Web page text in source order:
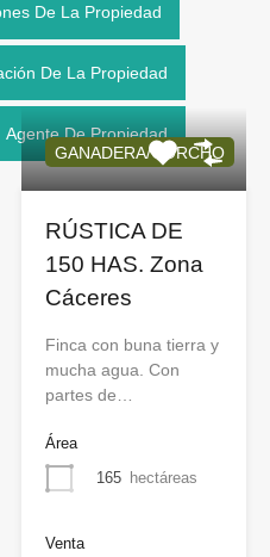
De La Propiedad
De La Propiedad
Agente De Propiedad
GANADERA/CORCHO
RÚSTICA DE
150 HAS. Zona
Cáceres
Finca con buna tierra y
mucha agua. Con
partes de…
Área
165 hectáreas
Venta